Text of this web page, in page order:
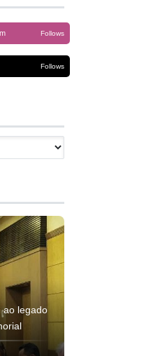
Follows
Follows
ao legado